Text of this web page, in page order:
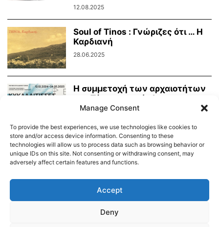
12.08.2025
Soul of Tinos : Γνώριζες ότι … Η
Καρδιανή
28.06.2025
Η συμμετοχή των αρχαιοτήτων
της Τήνου στην έκθεση
«Κυκλαδίτισσες»
Δημοτικό Λιμενικό Ταμείο Τήνου – Άνδρου
Manage Consent
To provide the best experiences, we use technologies like cookies to
store and/or access device information. Consenting to these
technologies will allow us to process data such as browsing behavior or
unique IDs on this site. Not consenting or withdrawing consent, may
adversely affect certain features and functions.
Accept
Deny